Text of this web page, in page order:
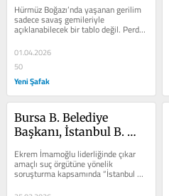
Hürmüz Boğazı’nda yaşanan gerilim
sadece savaş gemileriyle
açıklanabilecek bir tablo değil. Perde
arkasında çok daha büyük, çok daha...
01.04.2026
50
Yeni Şafak
Bursa B. Belediye
Başkanı, İstanbul B.
İmamoğlu’nun izinden
mi gidiyor?
Ekrem İmamoğlu liderliğinde çıkar
amaçlı suç örgütüne yönelik
soruşturma kapsamında “İstanbul
(7)Senin” isimli mobil uygulama...